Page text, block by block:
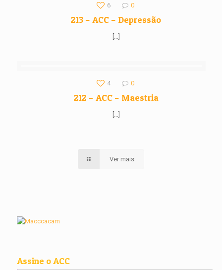
6 0
213 – ACC – Depressão
[…]
4 0
212 – ACC – Maestria
[…]
Ver mais
Assine o ACC